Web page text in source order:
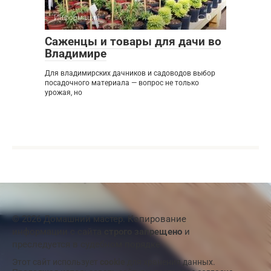
Информация 0
Саженцы и товары для дачи во
Владимире
Для владимирских дачников и садоводов выбор
посадочного материала — вопрос не только
урожая, но
© 2026 Домашний мастер. Копирование
строго запрещено и
преследуется в судебном порядке
Этот сайт использует
для хранения данных.